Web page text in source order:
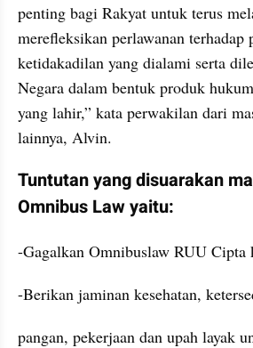
penting bagi Rakyat untuk terus
merefleksikan perlawanan terhadap
ketidakadilan yang dialami serta
Negara dalam bentuk produk
yang lahir,” kata perwakilan dari
lainnya, Alvin.
Tuntutan yang disuarakan
Omnibus Law yaitu:
-Gagalkan Omnibuslaw RUU Cipta
-Berikan jaminan kesehatan,
pangan, pekerjaan dan upah layak